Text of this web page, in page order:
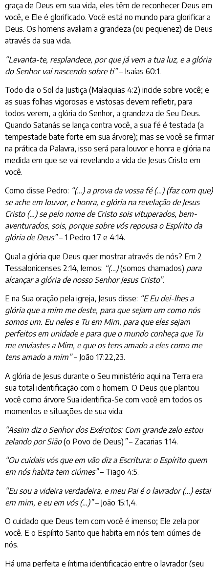
graça de Deus em sua vida, eles têm de reconhecer Deus em
você, e Ele é glorificado. Você está no mundo para glorificar a
Deus. Os homens avaliam a grandeza (ou pequenez) de Deus
através da sua vida.
“Levanta-te, resplandece, por que já vem a tua luz, e a glória
do Senhor vai nascendo sobre ti”– Isaías 60:1.
Todo dia o Sol da Justiça (Malaquias 4:2) incide sobre você; e
as suas folhas vigorosas e vistosas devem refletir, para
todos verem, a glória do Senhor, a grandeza de Seu Deus.
Quando Satanás se lança contra você, a sua fé é testada (a
tempestade bate forte em sua árvore); mas se você se firmar
na prática da Palavra, isso será para louvor e honra e glória na
medida em que se vai revelando a vida de Jesus Cristo em
você.
Como disse Pedro: “(…) a prova da vossa fé (…) (faz com que)
se ache em louvor, e honra, e glória na revelação de Jesus
Cristo (…) se pelo nome de Cristo sois vituperados, bem-
aventurados, sois, porque sobre vós repousa o Espírito da
glória de Deus”– 1 Pedro 1:7 e 4:14.
Qual a glória que Deus quer mostrar através de nós? Em 2
Tessalonicenses 2:14, lemos: “(…)(somos chamados) para
alcançar a glória de nosso Senhor Jesus Cristo”.
E na Sua oração pela igreja, Jesus disse: “E Eu dei-lhes a
glória que a mim me deste, para que sejam um como nós
somos um. Eu neles e Tu em Mim, para que eles sejam
perfeitos em unidade e para que o mundo conheça que Tu
me enviastes a Mim, e que os tens amado a eles como me
tens amado a mim”– João 17:22,23.
A glória de Jesus durante o Seu ministério aqui na Terra era
sua total identificação com o homem. O Deus que plantou
você como árvore Sua identifica-Se com você em todos os
momentos e situações de sua vida:
“Assim diz o Senhor dos Exércitos: Com grande zelo estou
zelando por Sião(o Povo de Deus) ”– Zacarias 1:14.
“Ou cuidais vós que em vão diz a Escritura: o Espírito quem
em nós habita tem ciúmes”– Tiago 4:5.
“Eu sou a videira verdadeira, e meu Pai é o lavrador (…) estai
em mim, e eu em vós (…)”– João 15:1,4.
O cuidado que Deus tem com você é imenso; Ele zela por
você. E o Espírito Santo que habita em nós tem ciúmes de
nós.
Há uma perfeita e íntima identificação entre o lavrador (seu